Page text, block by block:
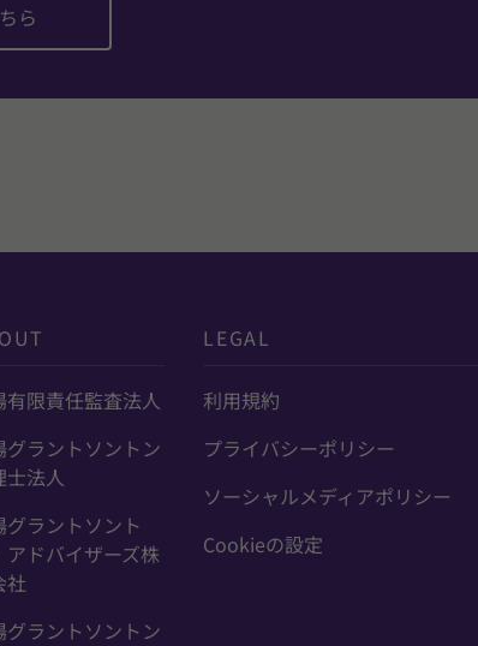
ら
有限責任監査法人
グラントソントン
士法人
グラントソント
アドバイザーズ株
社
グラントソントン
LEGAL
利用規約
プライバシーポリシー
ソーシャルメディアポリシー
Cookieの設定